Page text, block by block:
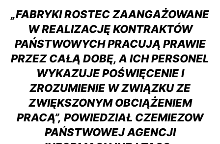
„FABRYKI ROSTEC ZAANGAŻOWANE
W REALIZACJĘ KONTRAKTÓW
PAŃSTWOWYCH PRACUJĄ PRAWIE
PRZEZ CAŁĄ DOBĘ, A ICH PERSONEL
WYKAZUJE POŚWIĘCENIE I
ZROZUMIENIE W ZWIĄZKU ZE
ZWIĘKSZONYM OBCIĄŻENIEM
PRACĄ”, POWIEDZIAŁ CZEMIEZOW
PAŃSTWOWEJ AGENCJI